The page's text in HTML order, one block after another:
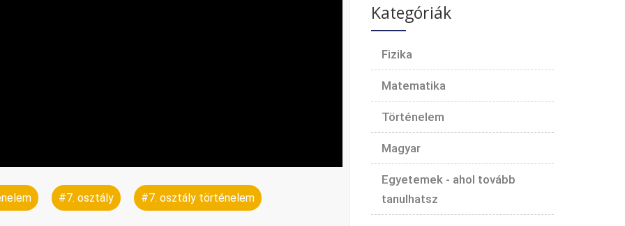
#7. osztály #7. osztály történelem
Kategóriák
Fizika
Matematika
Történelem
Magyar
Egyetemek - ahol tovább
tanulhatsz